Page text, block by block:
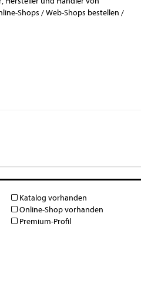
Shops / Web-Shops bestellen /
Katalog vorhanden
Online-Shop vorhanden
Premium-Profil